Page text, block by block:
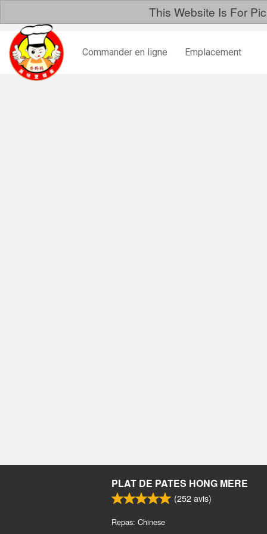
This Website Is For
Commander en ligne Emplacement
PLAT DE PATES HONG MERE
(252avis)
Repas: Chinese